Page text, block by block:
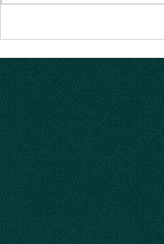
Gartner®
者，展現賦能團隊
發的強大實力！